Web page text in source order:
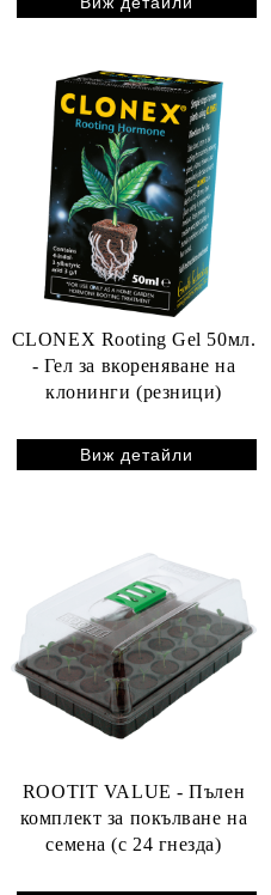
CLONEX Rooting Gel 50мл.
- Гел за вкореняване на
клонинги (резници)
Виж детайли
ROOTIT VALUE - Пълен
комплект за покълване на
семена (с 24 гнезда)